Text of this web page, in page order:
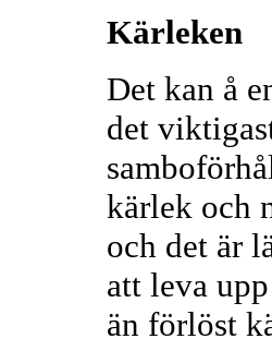
Kärleken
Det kan å
det
kärlek och
och det är
att leva
än förlöst